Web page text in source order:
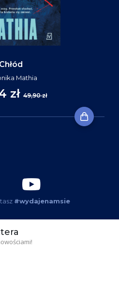
Chłód
Mathia
zł 49,90 zł
#wydajenamsie